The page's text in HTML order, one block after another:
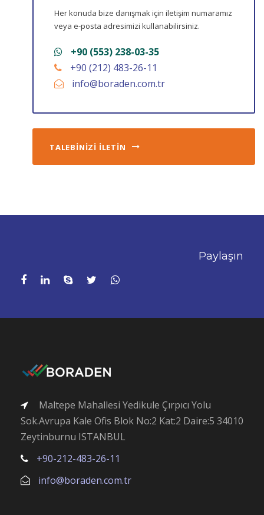
Her konuda bize danışmak için iletişim numaramız
veya e-posta adresimizi kullanabilirsiniz.
+90 (553) 238-03-35
+90 (212) 483-26-11
info@boraden.com.tr
TALEBİNİZİ İLETİN
Paylaşın
Maltepe Mahallesi Yedikule Çırpıcı Yolu
Sok.Avrupa Kale Ofis Blok No:2 Kat:2 Daire:5 34010
Zeytinburnu ISTANBUL
+90-212-483-26-11
info@boraden.com.tr